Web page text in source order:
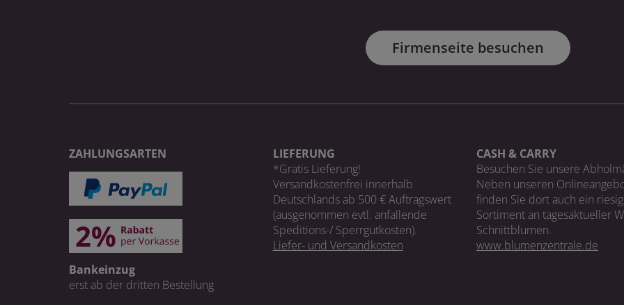
Firmenseite besuchen
ZAHLUNGSARTEN
Bankeinzug
erst ab der dritten Bestellung
LIEFERUNG
*Gratis Lieferung!
Versandkostenfrei innerhalb
Deutschlands ab 500 € Auftragswert
(ausgenommen evtl. anfallende
Speditions-/ Sperrgutkosten).
Liefer- und Versandkosten
CASH & CARRY
Besuchen Sie unsere
Neben unseren
finden Sie dort auch ein
Sortiment an tagesaktueller
Schnittblumen.
www.blumenzentrale.de